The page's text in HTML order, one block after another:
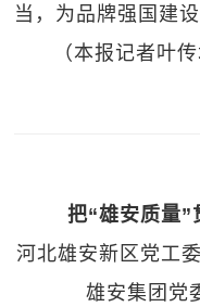
当，为品牌强国建
（本报记者叶
把“雄安质量”
河北雄安新区党工
雄安集团党